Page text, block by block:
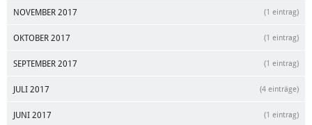
NOVEMBER 2017 (1 eintrag)
OKTOBER 2017 (1 eintrag)
SEPTEMBER 2017 (1 eintrag)
JULI 2017 (4 einträge)
JUNI 2017 (1 eintrag)